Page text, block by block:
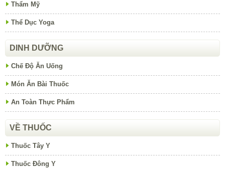
Thẩm Mỹ
Thể Dục Yoga
DINH DƯỠNG
Chế Độ Ăn Uống
Món Ăn Bài Thuốc
An Toàn Thực Phẩm
VỀ THUỐC
Thuốc Tây Y
Thuốc Đông Y